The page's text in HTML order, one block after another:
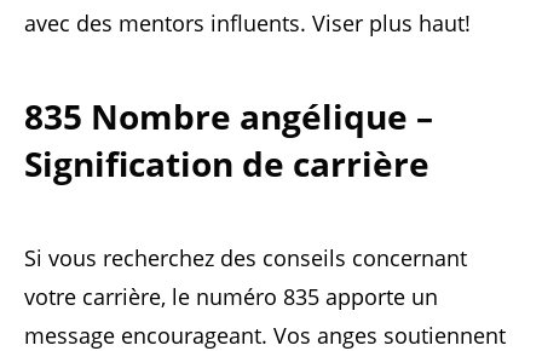
avec des mentors influents. Viser plus haut!
835 Nombre angélique –
Signification de carrière
Si vous recherchez des conseils concernant
votre carrière, le numéro 835 apporte un
message encourageant. Vos anges soutiennent